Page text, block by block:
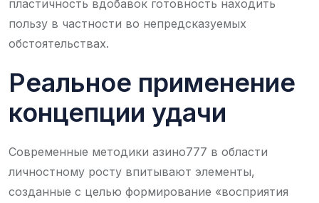
пластичность вдобавок готовность находить
пользу в частности во непредсказуемых
обстоятельствах.
Реальное применение
концепции удачи
Современные методики азино777 в области
личностному росту впитывают элементы,
созданные с целью формирование «восприятия